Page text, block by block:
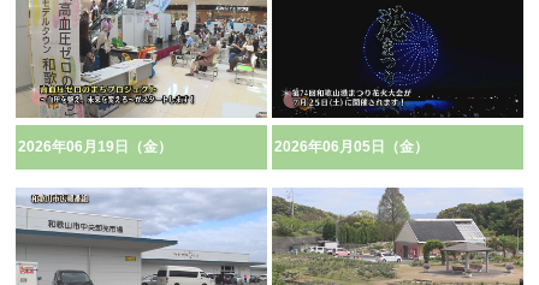
2026年06月19日（金） 2026年06月05日（金）